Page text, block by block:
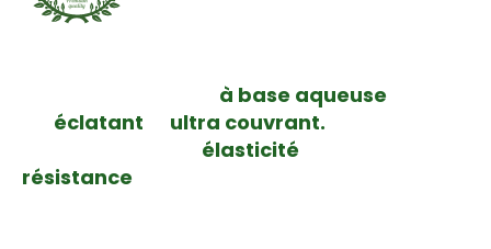
à base aqueuse
éclatant ultra couvrant.
élasticité
résistance